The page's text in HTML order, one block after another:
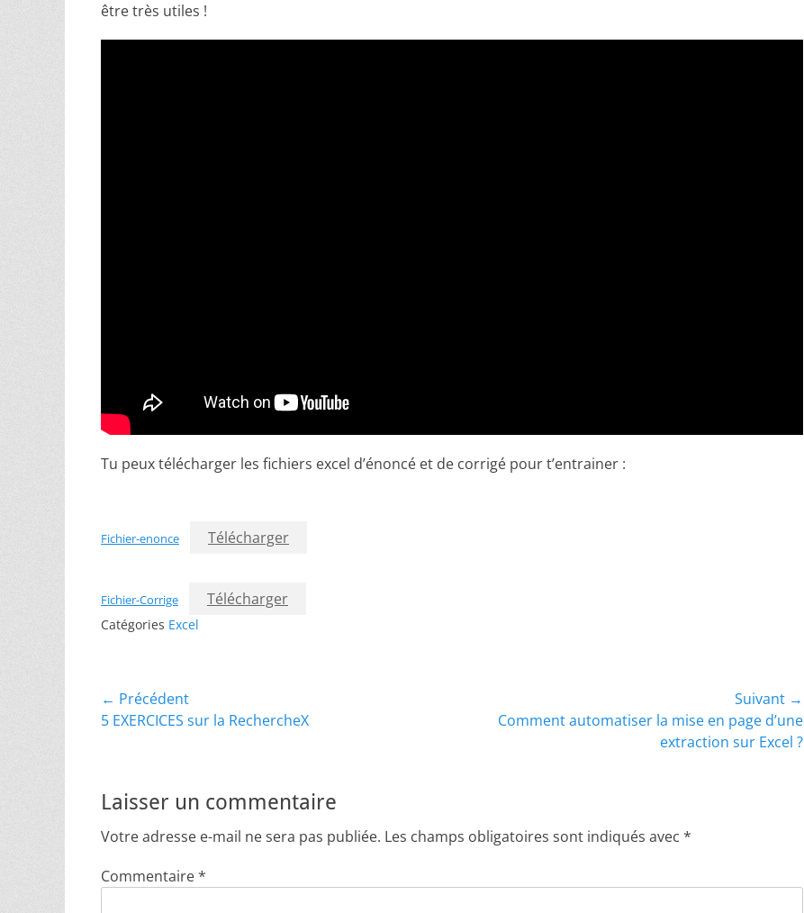
être très utiles !
Tu peux télécharger les fichiers excel d’énoncé et de corrigé pour t’entrainer :
Fichier-enonce Télécharger
Fichier-Corrige Télécharger
Catégories Excel
Navigation
de
← Précédent
Article
5 EXERCICES sur la RechercheX
Suivant →
Comment automatiser la mise en page d’une
extraction sur Excel ?
Laisser un commentaire
Votre adresse e-mail ne sera pas publiée. Les champs obligatoires sont indiqués avec *
Commentaire*